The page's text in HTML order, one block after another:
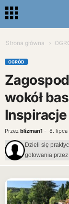
Strona główna
OGRÓD
wokół
Przez blizman1 - 8. lipca
Dzieli się
gotowania